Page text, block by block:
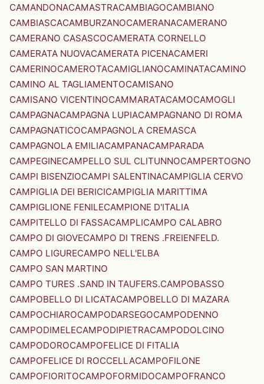
CAMANDONACAMASTRACAMBIAGOCAMBIANO
CAMBIASCACAMBURZANOCAMERANACAMERANO
CAMERANO CASASCOCAMERATA CORNELLO
CAMERATA NUOVACAMERATA PICENACAMERI
CAMERINOCAMEROTACAMIGLIANOCAMINATACAMINO
CAMINO AL TAGLIAMENTOCAMISANO
CAMISANO VICENTINOCAMMARATACAMOCAMOGLI
CAMPAGNACAMPAGNA LUPIACAMPAGNANO DI ROMA
CAMPAGNATICOCAMPAGNOLA CREMASCA
CAMPAGNOLA EMILIACAMPANACAMPARADA
CAMPEGINECAMPELLO SUL CLITUNNOCAMPERTOGNO
CAMPI BISENZIOCAMPI SALENTINACAMPIGLIA CERVO
CAMPIGLIA DEI BERICICAMPIGLIA MARITTIMA
CAMPIGLIONE FENILECAMPIONE D'ITALIA
CAMPITELLO DI FASSACAMPLICAMPO CALABRO
CAMPO DI GIOVECAMPO DI TRENS .FREIENFELD.
CAMPO LIGURECAMPO NELL'ELBA
CAMPO SAN MARTINO
CAMPO TURES .SAND IN TAUFERS.CAMPOBASSO
CAMPOBELLO DI LICATACAMPOBELLO DI MAZARA
CAMPOCHIAROCAMPODARSEGOCAMPODENNO
CAMPODIMELECAMPODIPIETRACAMPODOLCINO
CAMPODOROCAMPOFELICE DI FITALIA
CAMPOFELICE DI ROCCELLACAMPOFILONE
CAMPOFIORITOCAMPOFORMIDOCAMPOFRANCO